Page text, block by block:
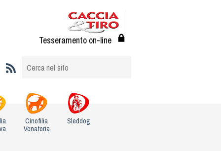
Tesseramento on-line
Cinofilia
Venatoria
Sleddog